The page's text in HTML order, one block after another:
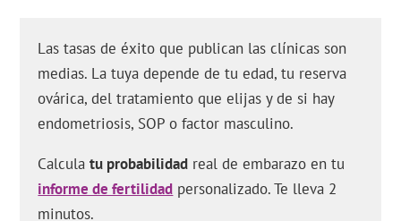
Las tasas de éxito que publican las clínicas son
medias. La tuya depende de tu edad, tu reserva
ovárica, del tratamiento que elijas y de si hay
endometriosis, SOP o factor masculino.
Calculatu probabilidad real de embarazo en tu
informe de fertilidad personalizado. Te lleva 2
minutos.